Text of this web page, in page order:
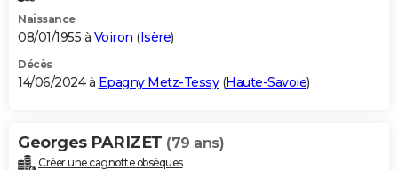
Naissance
08/01/1955 à Voiron (Isère)
Décès
14/06/2024 à Epagny Metz-Tessy(Haute-Savoie)
Georges PARIZET (79 ans)
Créer une cagnotte obsèques